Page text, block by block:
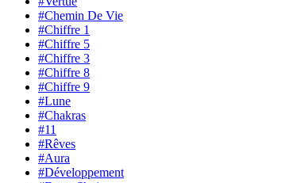
#Chemin De Vie
#Chiffre 1
#Chiffre 5
#Chiffre 3
#Chiffre 8
#Chiffre 9
#Lune
#Chakras
#11
#Rêves
#Aura
#Développement